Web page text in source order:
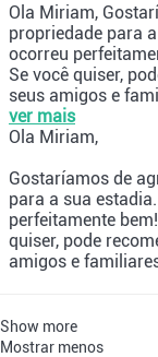
Ola Miriam,
propriedade para
ocorreu
Se você quiser,
seus amigos e
ver mais
Ola Miriam,
Gostaríamos de
para a sua
perfeitamente
quiser, pode
amigos e
Show more
Mostrar menos